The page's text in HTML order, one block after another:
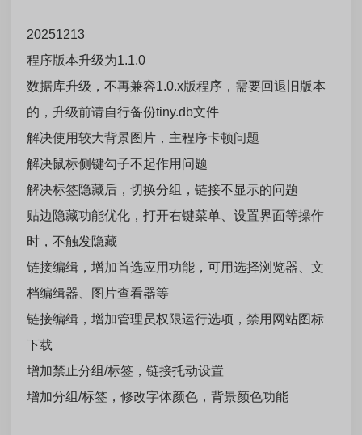
20251213
程序版本升级为1.1.0
数据库升级，不再兼容1.0.x版程序，需要回退旧版本
的，升级前请自行备份tiny.db文件
解决使用较大背景图片，主程序卡顿问题
解决鼠标侧键勾子不起作用问题
解决标签隐藏后，切换分组，链接不显示的问题
贴边隐藏功能优化，打开右键菜单、设置界面等操作
时，不触发隐藏
链接编缉，增加首选应用功能，可用选择浏览器、文
档编缉器、图片查看器等
链接编缉，增加管理员权限运行选项，禁用网站图标
下载
增加禁止分组/标签，链接托动设置
增加分组/标签，修改字体颜色，背景颜色功能